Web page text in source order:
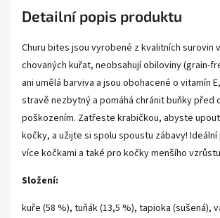
Detailní popis produktu
Churu bites jsou vyrobené z kvalitních surovin
chovaných kuřat, neobsahují obiloviny (grain-
ani umělá barviva a jsou obohacené o vitamín
stravě nezbytný a pomáhá chránit buňky před
poškozením. Zatřeste krabičkou, abyste
kočky, a užijte si spolu spoustu zábavy!
více kočkami a také pro kočky menšího
Složení:
kuře (58 %), tuňák (13,5 %), tapioka (sušená),